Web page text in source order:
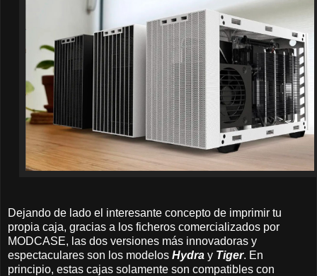
Dejando de lado el interesante concepto de imprimir tu
propia caja, gracias a los ficheros comercializados por
MODCASE, las dos versiones más innovadoras y
espectaculares son los modelos Hydra y Tiger. En
principio, estas cajas solamente son compatibles con